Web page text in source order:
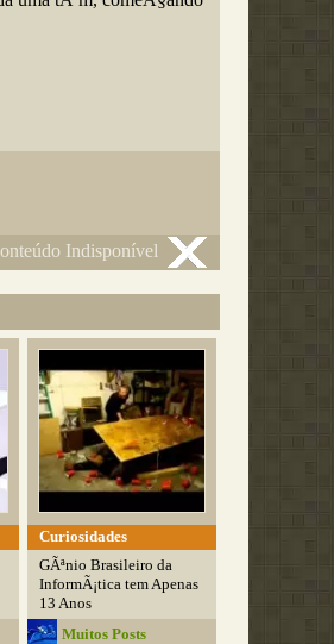
Indisponível
Curiosidades
GÃªnio Brasileiro da
InformÃ¡tica tem Apenas
13 Anos
Muitos Posts